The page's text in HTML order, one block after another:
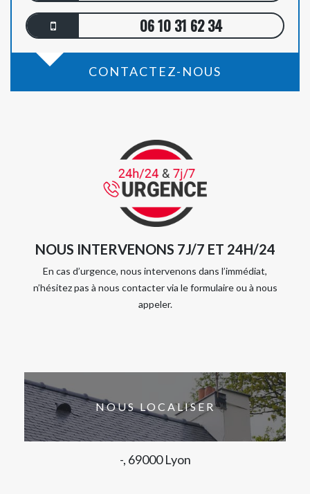
06 10 31 62 34
CONTACTEZ-NOUS
NOUS INTERVENONS 7J/7 ET 24H/24
En cas d’urgence, nous intervenons dans l’immédiat,
n’hésitez pas à nous contacter via le formulaire ou à nous
appeler.
NOUS LOCALISER
-, 69000 Lyon